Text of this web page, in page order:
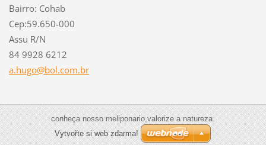
Bairro: Cohab
Cep:59.650-000
Assu R/N
84 9928 6212
a.hugo@bol.com.br
conheça nosso meliponario,valorize a natureza.
Vytvořte si web zdarma!